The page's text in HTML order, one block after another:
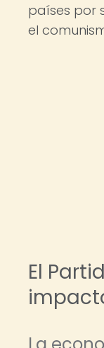
países por
el
El